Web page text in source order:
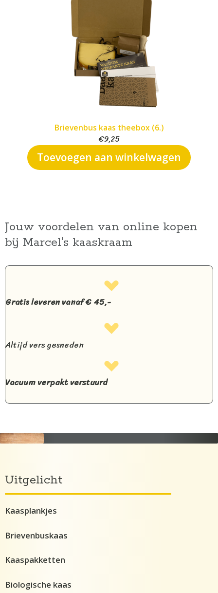
Brievenbus kaas theebox (6.)
€9,25
Toevoegen aan winkelwagen
Jouw voordelen van online kopen
bij Marcel's kaaskraam
Gratis leveren vanaf € 45,-
Altijd vers gesneden
Vacuum verpakt verstuurd
Uitgelicht
Kaasplankjes
Brievenbuskaas
Kaaspakketten
Biologische kaas